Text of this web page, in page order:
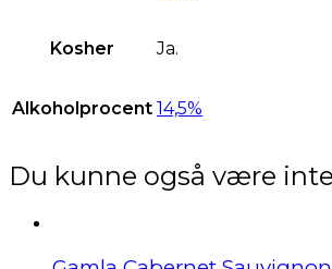
Kosher Ja.
Alkoholprocent 14,5%
Du kunne også være